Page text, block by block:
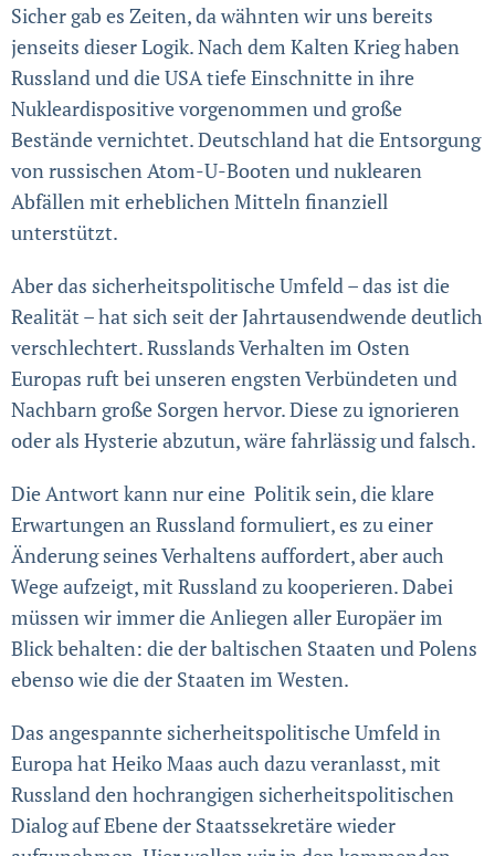
Sicher gab es Zeiten, da wähnten wir uns bereits
jenseits dieser Logik. Nach dem Kalten Krieg haben
Russland und die USA tiefe Einschnitte in ihre
Nuklear­­­dispositive vorgenommen und große
Bestände vernichtet. Deutschland hat die Entsorgung
von russischen Atom-U-Booten und nuklearen
Abfällen mit erheblichen Mitteln finanziell
unterstützt.
Aber das sicherheitspolitische Umfeld – das ist die
Realität – hat sich seit der Jahrtausendwende deutlich
ver­schlech­tert. Russlands Verhalten im Osten
Europas ruft bei unseren engsten Verbündeten und
Nachbarn große Sorgen hervor. Diese zu ignorieren
oder als Hysterie abzutun, wäre fahrlässig und falsch.
Die Antwort kann nur eine Politik sein, die klare
Erwartungen an Russland formuliert, es zu einer
Änderung seines Verhaltens auffordert, aber auch
Wege aufzeigt, mit Russland zu kooperieren. Dabei
müssen wir immer die Anliegen aller Europäer im
Blick behalten: die der baltischen Staaten und Polens
ebenso wie die der Staaten im Westen.
Das angespannte sicherheitspolitische Umfeld in
Europa hat Heiko Maas auch dazu veranlasst, mit
Russland den hochrangigen sicherheitspolitischen
Dialog auf Ebene der Staatssekretäre wieder